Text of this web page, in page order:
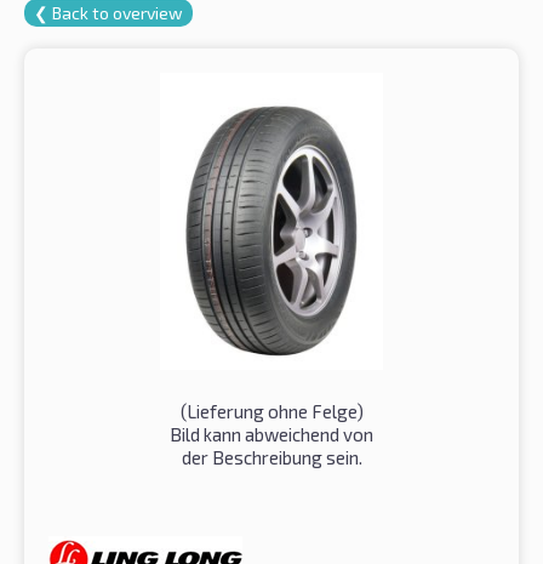
❮ Back to overview
(Lieferung ohne Felge)
Bild kann abweichend von
der Beschreibung sein.